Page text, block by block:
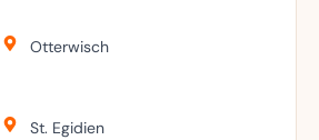
Otterwisch
St. Egidien